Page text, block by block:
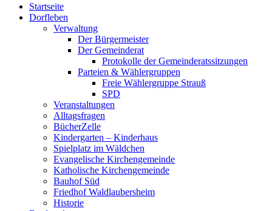
oben
scrollen
Startseite
Dorfleben
Verwaltung
Der Bürgermeister
Der Gemeinderat
Protokolle der Gemeinderatssitzungen
Parteien & Wählergruppen
Freie Wählergruppe Strauß
SPD
Veranstaltungen
Alltagsfragen
BücherZelle
Kindergarten – Kinderhaus
Spielplatz im Wäldchen
Evangelische Kirchengemeinde
Katholische Kirchengemeinde
Bauhof Süd
Friedhof Waldlaubersheim
Historie